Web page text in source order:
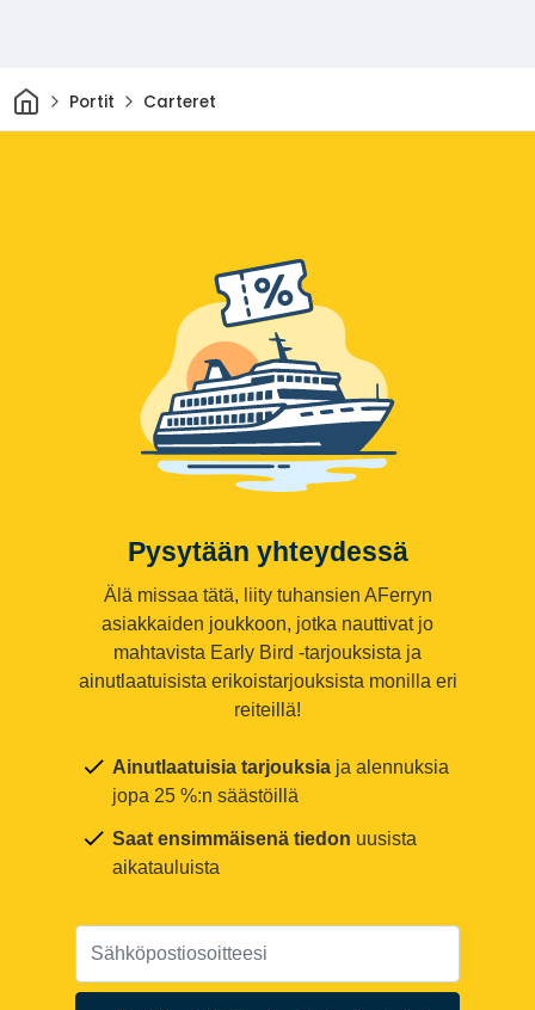
KotiinPortit Carteret
Pysytään yhteydessä
Älä missaa tätä, liity tuhansien AFerryn
asiakkaiden joukkoon, jotka nauttivat jo
mahtavista Early Bird -tarjouksista ja
ainutlaatuisista erikoistarjouksista monilla eri
reiteillä!
Ainutlaatuisia tarjouksia ja alennuksia
jopa 25 %:n säästöillä
Saat ensimmäisenä tiedon uusista
aikatauluista